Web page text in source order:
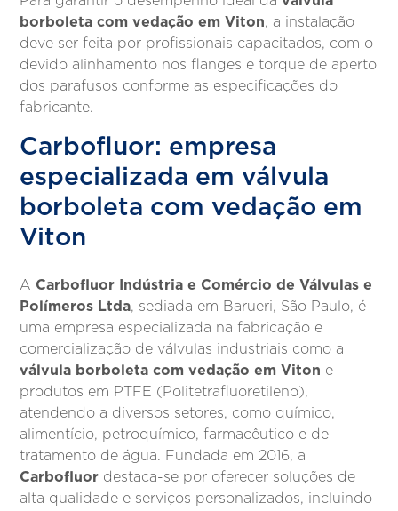
borboleta com vedação em Viton, a instalação
deve ser feita por profissionais capacitados, com o
devido alinhamento nos flanges e torque de aperto
dos parafusos conforme as especificações do
fabricante.
Carbofluor: empresa
especializada em válvula
borboleta com vedação em
Viton
A Carbofluor Indústria e Comércio de Válvulas e
Polímeros Ltda, sediada em Barueri, São Paulo, é
uma empresa especializada na fabricação e
comercialização de válvulas industriais como a
válvula borboleta com vedação em Viton e
produtos em PTFE (Politetrafluoretileno),
atendendo a diversos setores, como químico,
alimentício, petroquímico, farmacêutico e de
tratamento de água. Fundada em 2016, a
Carbofluor destaca-se por oferecer soluções de
alta qualidade e serviços personalizados, incluindo